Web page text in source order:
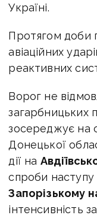
Україні.
Протягом доби
авіаційних
реактивних
Ворог не
загарбницьких
зосереджує на
Донецької
дії на
спроби наступу
Запорізькому
інтенсивність